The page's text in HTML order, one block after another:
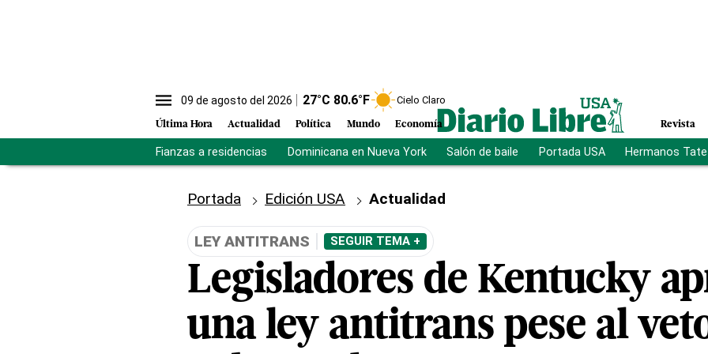
09 de agosto del 2026 27°C 80.6°F Cielo Claro
Última Hora Actualidad Política Mundo Economía Revista
Fianzas a residencias Dominicana en Nueva York Salón de baile Portada USA Hermanos Tate
Portada Edición USA Actualidad
LEY ANTITRANS SEGUIR TEMA +
Legisladores de Kentucky
una ley antitrans pese al